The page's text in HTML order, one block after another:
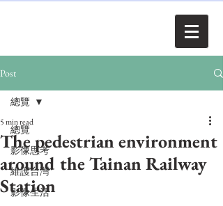
Post
總覽
影像思考
維護台灣
影像生活
總覽
The pedestrian environment
around the Tainan Railway
Station
5 min read